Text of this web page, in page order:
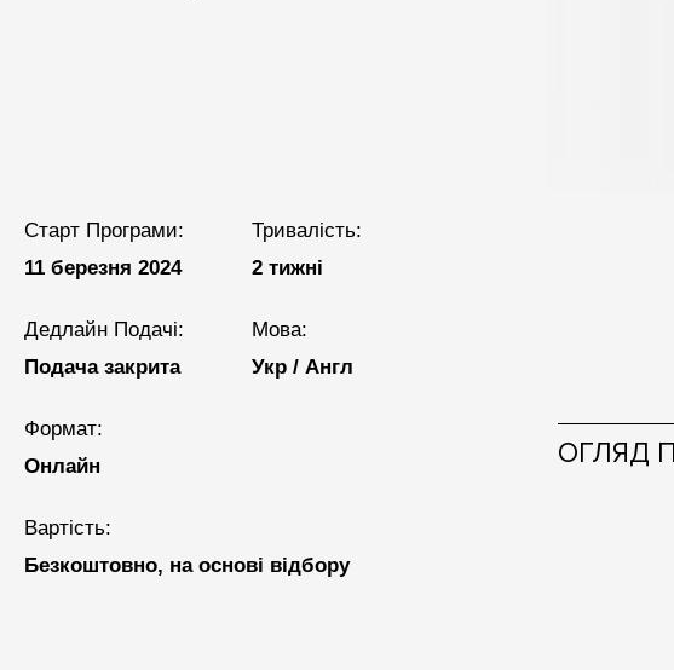
Старт Програми:
11 березня 2024
Тривалість:
2 тижні
Дедлайн Подачі:
Подача закрита
Мова:
Укр / Англ
Формат:
Онлайн
Вартість:
Безкоштовно, на основі відбору
ОГЛЯД